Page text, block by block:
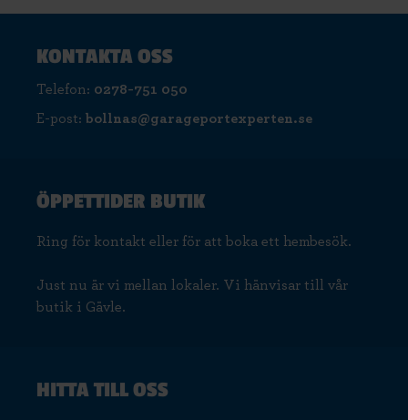
KONTAKTA OSS
Telefon: 0278-751 050
E-post: bollnas@garageportexperten.se
ÖPPETTIDER BUTIK
Ring för kontakt eller för att boka ett hembesök.
Just nu är vi mellan lokaler. Vi hänvisar till vår
butik i Gävle.
HITTA TILL OSS